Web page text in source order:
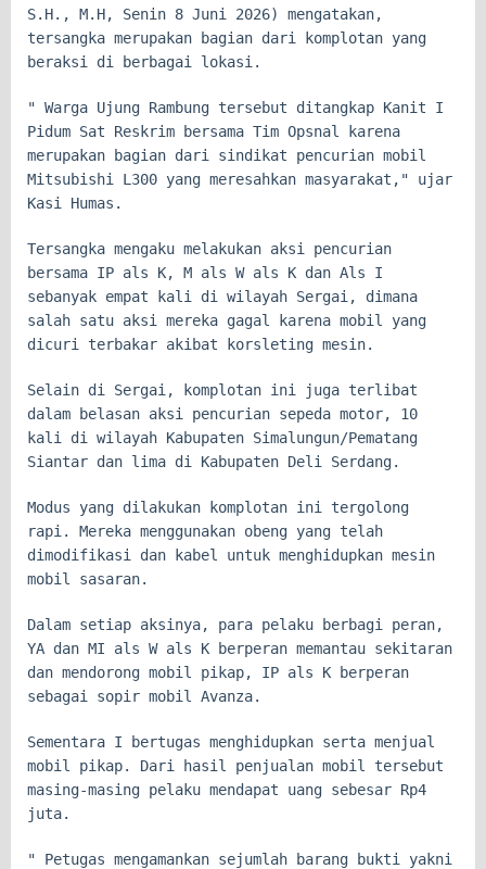
S.H., M.H, Senin 8 Juni 2026) mengatakan,
tersangka merupakan bagian dari komplotan yang
beraksi di berbagai lokasi.
" Warga Ujung Rambung tersebut ditangkap Kanit I
Pidum Sat Reskrim bersama Tim Opsnal karena
merupakan bagian dari sindikat pencurian mobil
Mitsubishi L300 yang meresahkan masyarakat," ujar
Kasi Humas.
Tersangka mengaku melakukan aksi pencurian
bersama IP als K, M als W als K dan Als I
sebanyak empat kali di wilayah Sergai, dimana
salah satu aksi mereka gagal karena mobil yang
dicuri terbakar akibat korsleting mesin.
Selain di Sergai, komplotan ini juga terlibat
dalam belasan aksi pencurian sepeda motor, 10
kali di wilayah Kabupaten Simalungun/Pematang
Siantar dan lima di Kabupaten Deli Serdang.
Modus yang dilakukan komplotan ini tergolong
rapi. Mereka menggunakan obeng yang telah
dimodifikasi dan kabel untuk menghidupkan mesin
mobil sasaran.
Dalam setiap aksinya, para pelaku berbagi peran,
YA dan MI als W als K berperan memantau sekitaran
dan mendorong mobil pikap, IP als K berperan
sebagai sopir mobil Avanza.
Sementara I bertugas menghidupkan serta menjual
mobil pikap. Dari hasil penjualan mobil tersebut
masing-masing pelaku mendapat uang sebesar Rp4
juta.
" Petugas mengamankan sejumlah barang bukti yakni